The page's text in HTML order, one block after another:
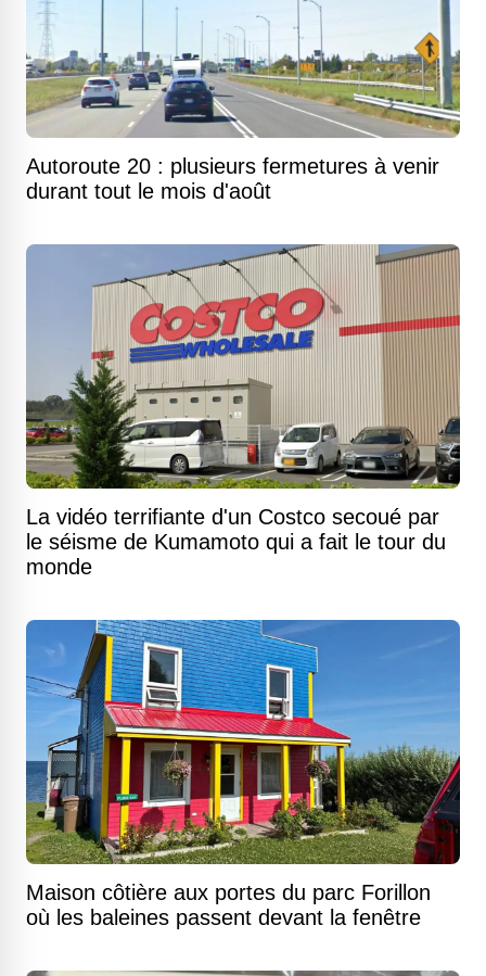
Autoroute 20 : plusieurs fermetures à venir
durant tout le mois d'août
La vidéo terrifiante d'un Costco secoué par
le séisme de Kumamoto qui a fait le tour du
monde
Maison côtière aux portes du parc Forillon
où les baleines passent devant la fenêtre